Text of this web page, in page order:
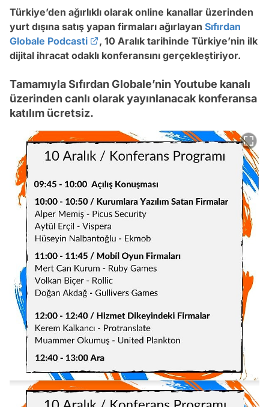
Türkiye’den ağırlıklı olarak online kanallar üzerinden
yurt dışına satış yapan firmaları ağırlayan Sıfırdan
Globale Podcasti
, 10 Aralık tarihinde Türkiye’nin ilk
dijital ihracat odaklı konferansını gerçekleştiriyor.
Tamamıyla Sıfırdan Globale’nin Youtube kanalı
üzerinden canlı olarak yayınlanacak konferansa
katılım ücretsiz.